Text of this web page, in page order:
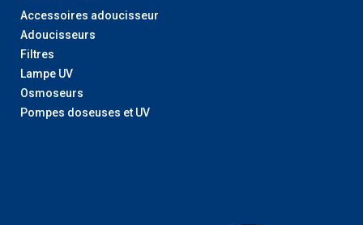
Accessoires adoucisseur
Adoucisseurs
Filtres
Lampe UV
Osmoseurs
Pompes doseuses et UV